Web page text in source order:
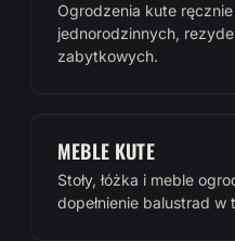
Ogrodzenia kute
jednorodzinnych,
zabytkowych.
MEBLE KUTE
Stoły, łóżka i meble
dopełnienie balustrad w